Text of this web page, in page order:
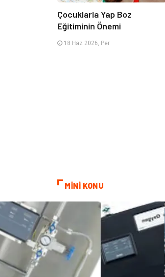
Çocuklarla Yap Boz
Eğitiminin Önemi
18 Haz 2026, Per
MİNİ KONU